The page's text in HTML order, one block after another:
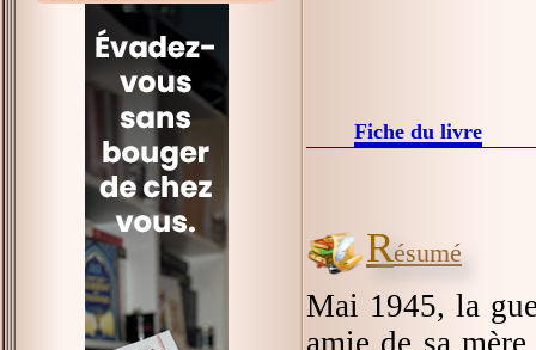
Fiche du livre
Résumé
Mai 1945, la
amie de sa